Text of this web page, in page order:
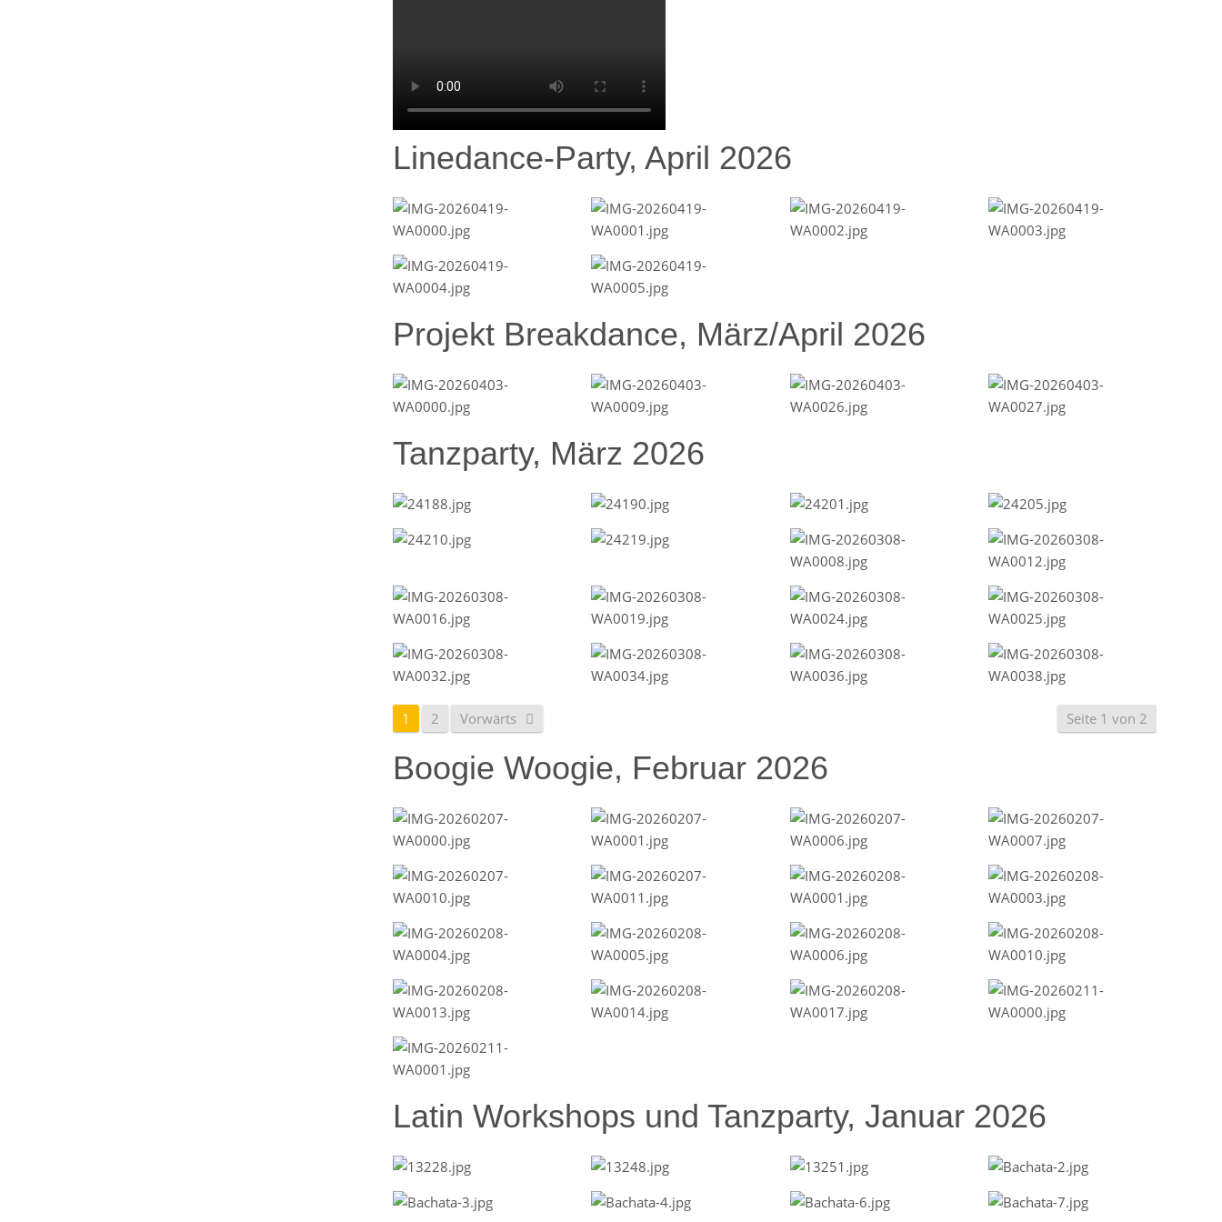
Linedance-Party, April 2026
Projekt Breakdance, März/April 2026
Tanzparty, März 2026
Seite 1 von 2
1 2 Vorwärts
Boogie Woogie, Februar 2026
Latin Workshops und Tanzparty, Januar 2026